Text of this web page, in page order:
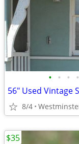
• • • •
56" Used Vintage
8/4
$35